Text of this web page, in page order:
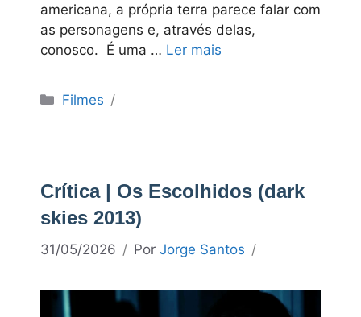
americana, a própria terra parece falar com
as personagens e, através delas,
conosco. É uma … Ler mais
Categorias
Filmes
Crítica | Os Escolhidos (dark
skies 2013)
31/05/2026 Por Jorge Santos